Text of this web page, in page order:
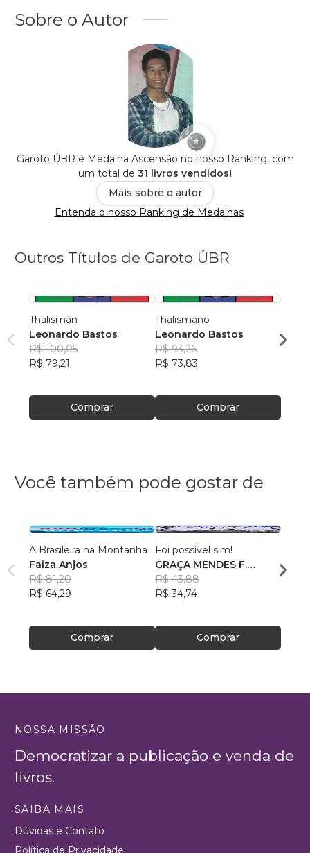
Sobre o Autor
Garoto ÚBR é Medalha Ascensão no nosso Ranking, com
um total de 31 livros vendidos!
Mais sobre o autor
Entenda o nosso Ranking de Medalhas
Outros Títulos de Garoto ÚBR
Thalismán
Leonardo Bastos
R$ 100,05
R$ 79,21
Comprar
Thalismano
Leonardo Bastos
R$ 93,26
R$ 73,83
Comprar
R$
Você também pode gostar de
A Brasileira na Montanha
Faiza Anjos
R$ 81,20
R$ 64,29
Comprar
Foi possível sim!
GRAÇA MENDES F.
BASTOS
R$ 43,88
R$ 34,74
Comprar
Ana
R$
NOSSA MISSÃO
Democratizar a publicação e venda de
livros.
SAIBA MAIS
Dúvidas e Contato
Política de Privacidade